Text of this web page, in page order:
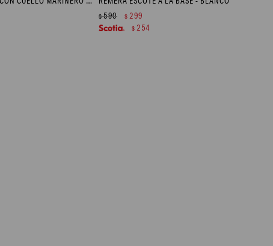
$590 $ 299
$ 254